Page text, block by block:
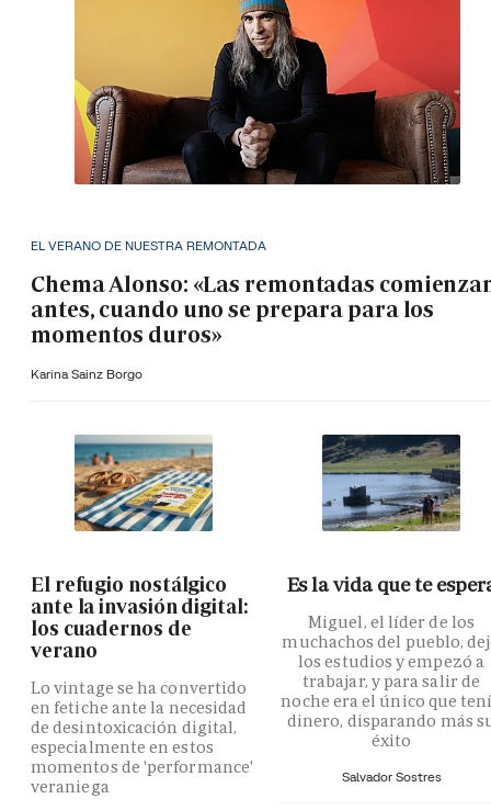
EL VERANO DE NUESTRA REMONTADA
Chema Alonso: «Las remontadas
antes, cuando uno se prepara para los
momentos duros»
Karina Sainz Borgo
El refugio nostálgico
ante la invasión digital:
los cuadernos de
verano
Lo vintage se ha convertido
en fetiche ante la necesidad
de desintoxicación digital,
especialmente en estos
momentos de 'performance'
veraniega
Es la vida que te
Miguel, el líder de los
muchachos del pueblo,
los estudios y empezó a
trabajar, y para salir de
noche era el único que
dinero, disparando más
éxito
Salvador Sostres